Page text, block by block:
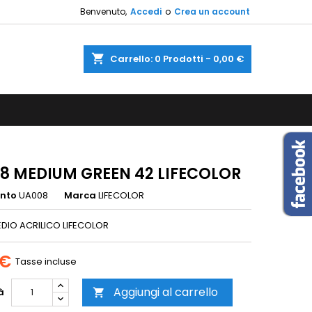
Benvenuto, Accedi o Crea un account
shopping_cart Carrello: 0 Prodotti - 0,00 €
MEDIUM GREEN 42 LIFECOLOR
UA008 Marca LIFECOLOR
ACRILICO LIFECOLOR
Tasse incluse
 Aggiungi al carrello